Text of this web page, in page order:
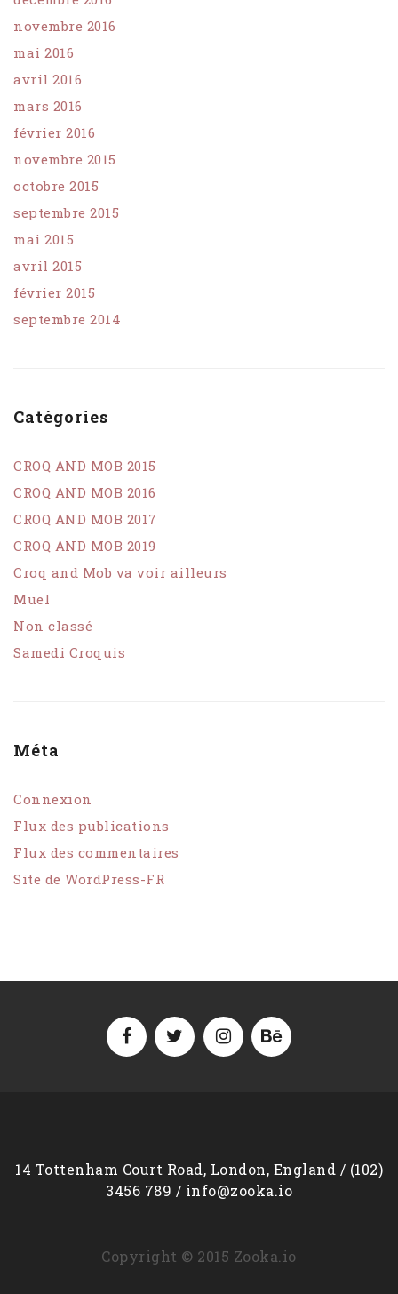
novembre 2016
mai 2016
avril 2016
mars 2016
février 2016
novembre 2015
octobre 2015
septembre 2015
mai 2015
avril 2015
février 2015
septembre 2014
Catégories
CROQ AND MOB 2015
CROQ AND MOB 2016
CROQ AND MOB 2017
CROQ AND MOB 2019
Croq and Mob va voir ailleurs
Muel
Non classé
Samedi Croquis
Méta
Connexion
Flux des publications
Flux des commentaires
Site de WordPress-FR
14 Tottenham Court Road, London, England / (102)
3456 789 / info@zooka.io
Copyright © 2015 Zooka.io